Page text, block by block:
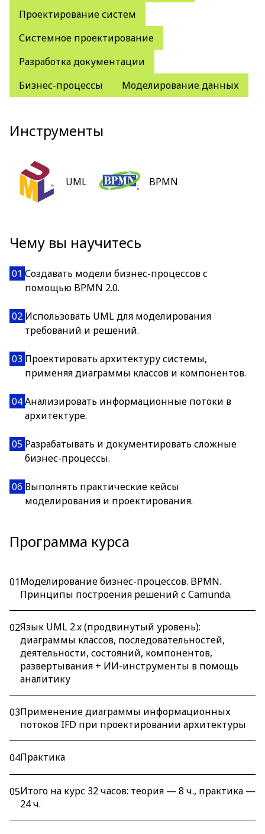
Проектирование систем
Системное проектирование
Разработка документации
Бизнес-процессы
Моделирование данных
Инструменты
UML BPMN
Чему вы научитесь
01 Создавать модели бизнес-процессов с
помощью BPMN 2.0.
02 Использовать UML для моделирования
требований и решений.
03 Проектировать архитектуру системы,
применяя диаграммы классов и компонентов.
04Анализировать информационные потоки в
архитектуре.
05 Разрабатывать и документировать сложные
бизнес-процессы.
06 Выполнять практические кейсы
моделирования и проектирования.
Программа курса
01Моделирование бизнес-процессов. BPMN.
Принципы построения решений с Camunda.
02Язык UML 2.x (продвинутый уровень):
диаграммы классов, последовательностей,
деятельности, состояний, компонентов,
развертывания + ИИ-инструменты в помощь
аналитику
03Применение диаграммы информационных
потоков IFD при проектировании архитектуры
04Практика
05Итого на курс 32 часов: теория — 8 ч., практика —
24 ч.